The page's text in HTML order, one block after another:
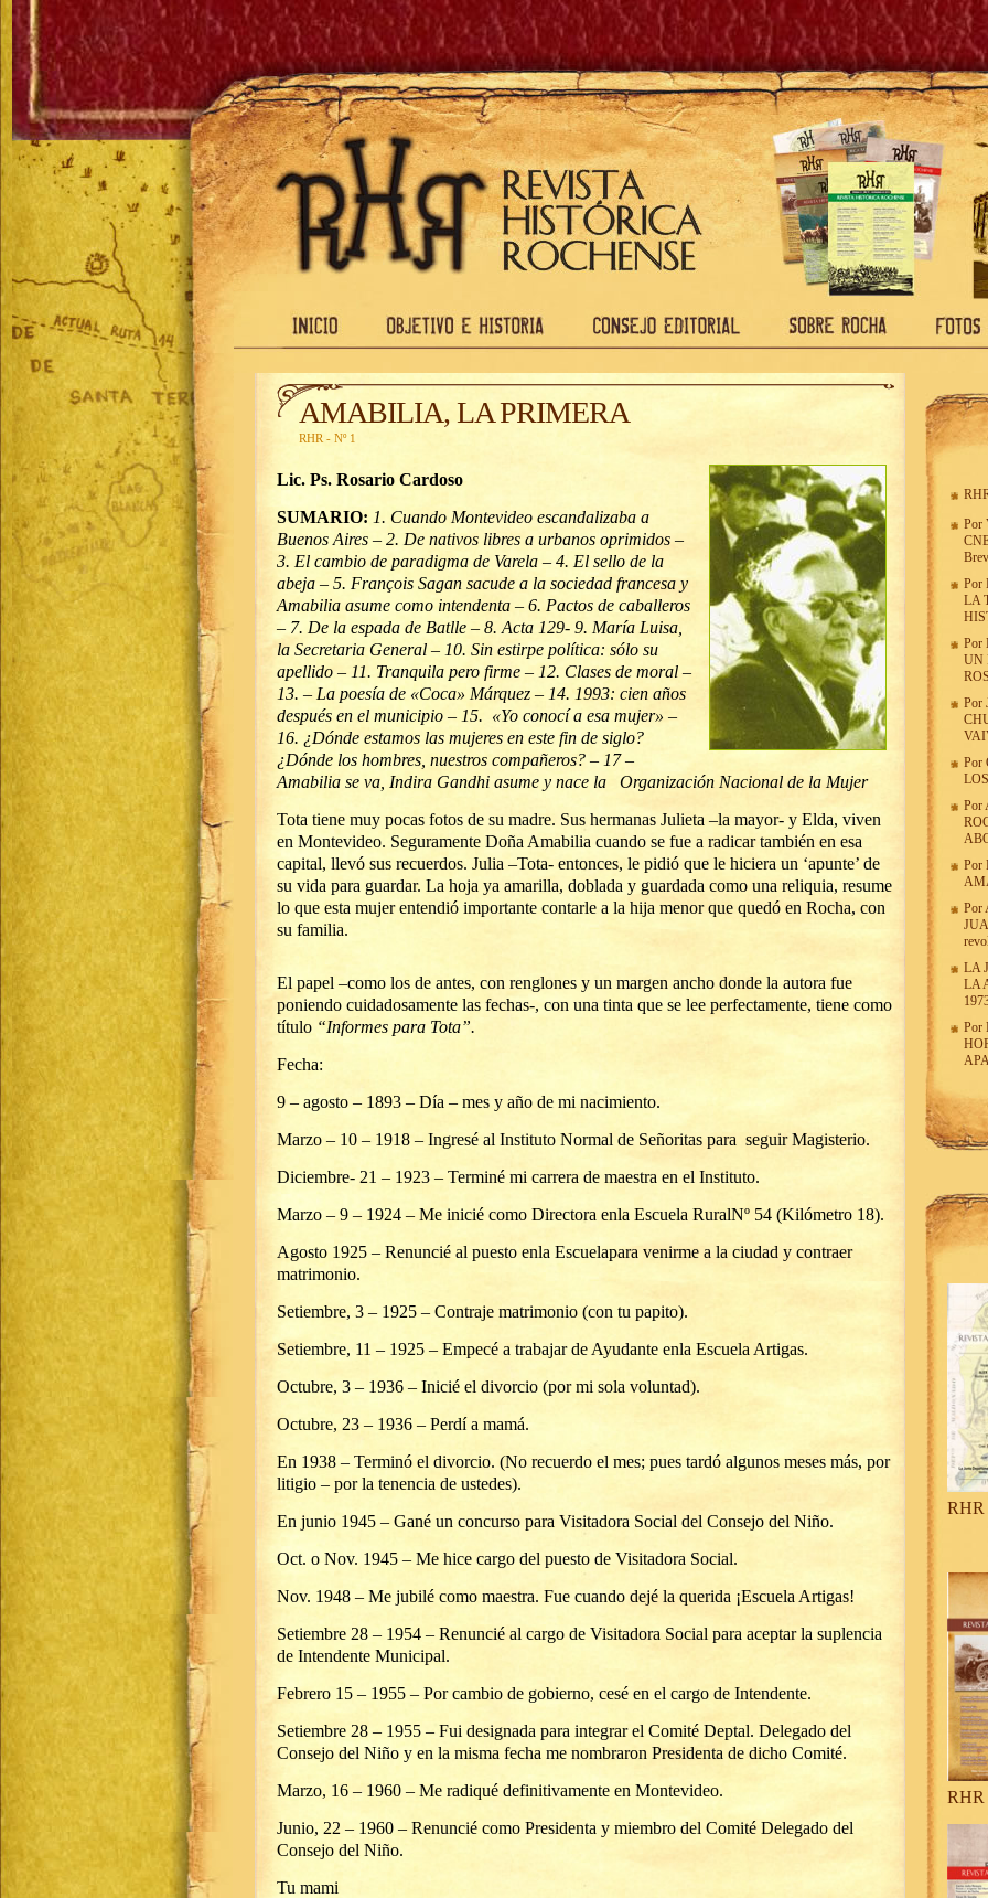
AMABILIA, LA PRIMERA
RHR - Nº 1
Lic. Ps. Rosario Cardoso
SUMARIO: 1. Cuando Montevideo escandalizaba a
Buenos Aires – 2. De nativos libres a urbanos oprimidos –
3. El cambio de paradigma de Varela – 4. El sello de la
abeja – 5. François Sagan sacude a la sociedad francesa y
Amabilia asume como intendenta – 6. Pactos de caballeros
– 7. De la espada de Batlle – 8. Acta 129- 9. María Luisa,
la Secretaria General – 10. Sin estirpe política: sólo su
apellido – 11. Tranquila pero firme – 12. Clases de moral –
13. – La poesía de «Coca» Márquez – 14. 1993: cien años
después en el municipio – 15. «Yo conocí a esa mujer» –
16. ¿Dónde estamos las mujeres en este fin de siglo?
¿Dónde los hombres, nuestros compañeros? – 17 –
Amabilia se va, Indira Gandhi asume y nace la Organización Nacional de la Mujer
Tota tiene muy pocas fotos de su madre. Sus hermanas Julieta –la mayor- y Elda, viven
en Montevideo. Seguramente Doña Amabilia cuando se fue a radicar también en esa
capital, llevó sus recuerdos. Julia –Tota- entonces, le pidió que le hiciera un ‘apunte’ de
su vida para guardar. La hoja ya amarilla, doblada y guardada como una reliquia, resume
lo que esta mujer entendió importante contarle a la hija menor que quedó en Rocha, con
su familia.
El papel –como los de antes, con renglones y un margen ancho donde la autora fue
poniendo cuidadosamente las fechas-, con una tinta que se lee perfectamente, tiene como
título “Informes para Tota”.
Fecha:
9 – agosto – 1893 – Día – mes y año de mi nacimiento.
Marzo – 10 – 1918 – Ingresé al Instituto Normal de Señoritas para seguir Magisterio.
Diciembre- 21 – 1923 – Terminé mi carrera de maestra en el Instituto.
Marzo – 9 – 1924 – Me inicié como Directora enla Escuela RuralNº 54 (Kilómetro 18).
Agosto 1925 – Renuncié al puesto enla Escuelapara venirme a la ciudad y contraer
matrimonio.
Setiembre, 3 – 1925 – Contraje matrimonio (con tu papito).
Setiembre, 11 – 1925 – Empecé a trabajar de Ayudante enla Escuela Artigas.
Octubre, 3 – 1936 – Inicié el divorcio (por mi sola voluntad).
Octubre, 23 – 1936 – Perdí a mamá.
En 1938 – Terminó el divorcio. (No recuerdo el mes; pues tardó algunos meses más, por
litigio – por la tenencia de ustedes).
En junio 1945 – Gané un concurso para Visitadora Social del Consejo del Niño.
Oct. o Nov. 1945 – Me hice cargo del puesto de Visitadora Social.
Nov. 1948 – Me jubilé como maestra. Fue cuando dejé la querida ¡Escuela Artigas!
Setiembre 28 – 1954 – Renuncié al cargo de Visitadora Social para aceptar la suplencia
de Intendente Municipal.
Febrero 15 – 1955 – Por cambio de gobierno, cesé en el cargo de Intendente.
Setiembre 28 – 1955 – Fui designada para integrar el Comité Deptal. Delegado del
Consejo del Niño y en la misma fecha me nombraron Presidenta de dicho Comité.
Marzo, 16 – 1960 – Me radiqué definitivamente en Montevideo.
Junio, 22 – 1960 – Renuncié como Presidenta y miembro del Comité Delegado del
Consejo del Niño.
Tu mami
Por
Por
LA
Por
UN
Por
Por
Por
Por
Por
LA
LA
Por
RHR
RHR